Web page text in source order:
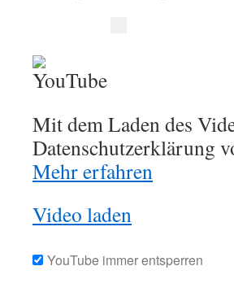
Mit dem Laden des
Datenschutzerklärung
Mehr erfahren
Video laden
YouTube immer entsperren